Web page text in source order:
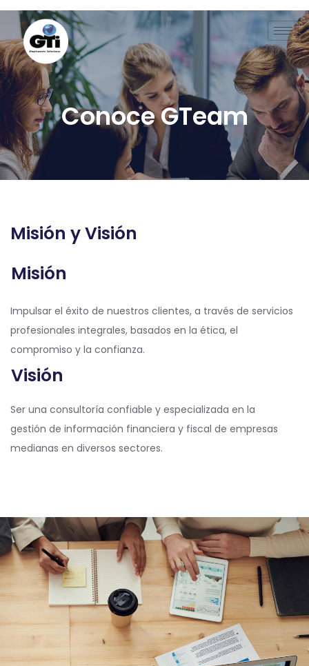
Nosotros
Conoce GTeam
Misión y Visión
Impulsar el éxito de nuestros clientes, a través de servicios
profesionales integrales, basados en la ética, el
compromiso y la confianza.
Misión
Ser una consultoría confiable y especializada en la
gestión de información financiera y fiscal de empresas
medianas en diversos sectores.
Visión